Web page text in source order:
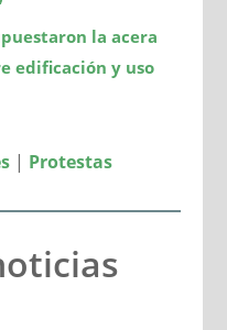
la acera
edificación y uso
| Protestas